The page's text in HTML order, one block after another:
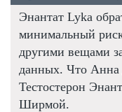
Энантат Lyka
минимальный
другими вещами
данных. Что Анна
Тестостерон
Ширмой.